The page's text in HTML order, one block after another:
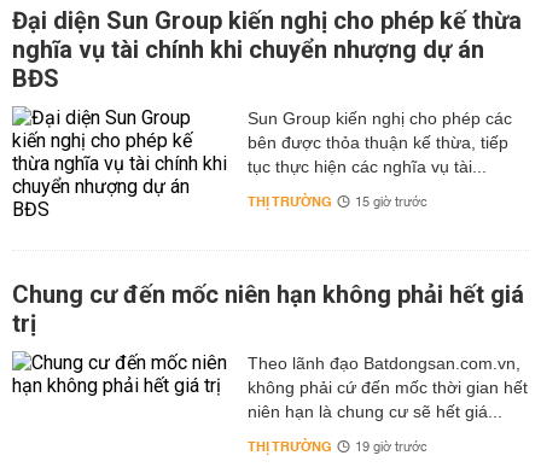
Đại diện Sun Group kiến nghị cho phép kế thừa
nghĩa vụ tài chính khi chuyển nhượng dự án
BĐS
Sun Group kiến nghị cho phép các
bên được thỏa thuận kế thừa, tiếp
tục thực hiện các nghĩa vụ tài...
THỊ TRƯỜNG 15 giờ trước
Chung cư đến mốc niên hạn không phải hết giá
trị
Theo lãnh đạo Batdongsan.com.vn,
không phải cứ đến mốc thời gian hết
niên hạn là chung cư sẽ hết giá...
THỊ TRƯỜNG 19 giờ trước